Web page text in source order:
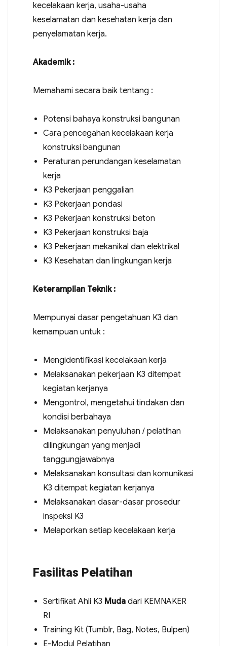
kecelakaan kerja, usaha-usaha
keselamatan dan kesehatan kerja dan
penyelamatan kerja.
Akademik :
Memahami secara baik tentang :
Potensi bahaya konstruksi bangunan
Cara pencegahan kecelakaan kerja
konstruksi bangunan
Peraturan perundangan keselamatan
kerja
K3 Pekerjaan penggalian
K3 Pekerjaan pondasi
K3 Pekerjaan konstruksi beton
K3 Pekerjaan konstruksi baja
K3 Pekerjaan mekanikal dan elektrikal
K3 Kesehatan dan lingkungan kerja
Keterampilan Teknik :
Mempunyai dasar pengetahuan K3 dan
kemampuan untuk :
Mengidentifikasi kecelakaan kerja
Melaksanakan pekerjaan K3 ditempat
kegiatan kerjanya
Mengontrol, mengetahui tindakan dan
kondisi berbahaya
Melaksanakan penyuluhan / pelatihan
dilingkungan yang menjadi
tanggungjawabnya
Melaksanakan konsultasi dan komunikasi
K3 ditempat kegiatan kerjanya
Melaksanakan dasar-dasar prosedur
inspeksi K3
Melaporkan setiap kecelakaan kerja
Fasilitas Pelatihan
Sertifikat Ahli K3 Mudadari KEMNAKER
RI
Training Kit (Tumblr, Bag, Notes, Bulpen)
E-Modul Pelatihan